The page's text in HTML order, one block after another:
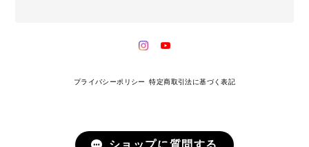
プライバシーポリシー 特定商取引法に基づく表記
ショップに質問する